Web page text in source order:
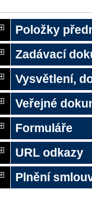
Položky
Zadávací
Vysvětlení,
Veřejné
Formuláře
URL odkazy
Plnění